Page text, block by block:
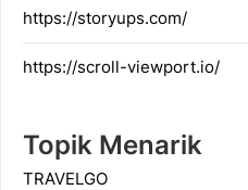
https://storyups.com/
https://scroll-viewport.io/
Topik Menarik
TRAVELGO